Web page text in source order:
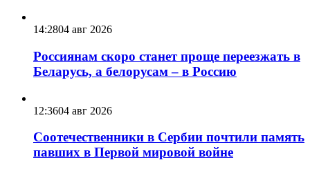
14:2804 авг 2026
Россиянам скоро станет проще переезжать в
Беларусь, а белорусам – в Россию
12:3604 авг 2026
Соотечественники в Сербии почтили память
павших в Первой мировой войне